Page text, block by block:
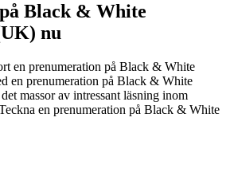
Black & White
nu
en prenumeration på Black & White
en prenumeration på Black & White
massor av intressant läsning inom
en prenumeration på Black & White